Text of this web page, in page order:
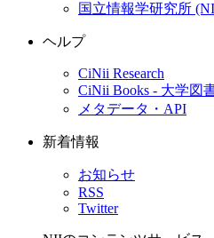
国立情報学研究所
ヘルプ
CiNii Research
CiNii Books - 大学図
メタデータ・API
新着情報
お知らせ
RSS
Twitter